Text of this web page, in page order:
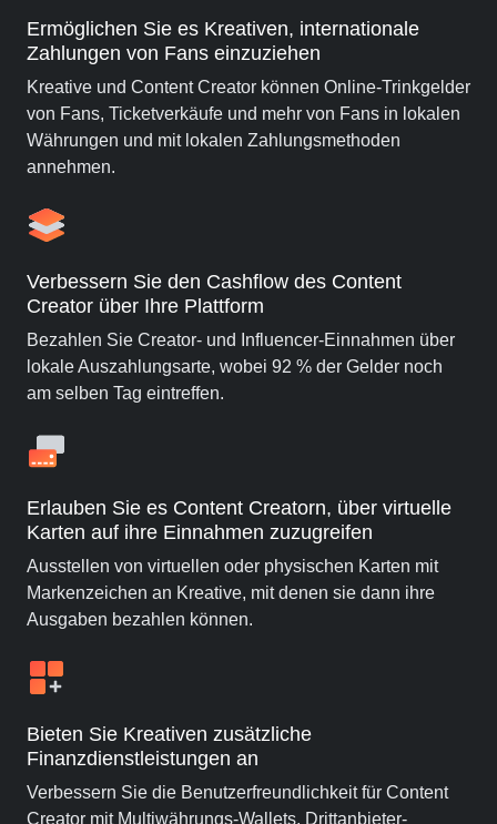
Ermöglichen Sie es Kreativen, internationale
Zahlungen von Fans einzuziehen
Kreative und Content Creator können Online-Trinkgelder
von Fans, Ticketverkäufe und mehr von Fans in lokalen
Währungen und mit lokalen Zahlungsmethoden
annehmen.
Verbessern Sie den Cashflow des Content
Creator über Ihre Plattform
Bezahlen Sie Creator- und Influencer-Einnahmen über
lokale Auszahlungsarte, wobei 92 % der Gelder noch
am selben Tag eintreffen.
Erlauben Sie es Content Creatorn, über virtuelle
Karten auf ihre Einnahmen zuzugreifen
Ausstellen von virtuellen oder physischen Karten mit
Markenzeichen an Kreative, mit denen sie dann ihre
Ausgaben bezahlen können.
Bieten Sie Kreativen zusätzliche
Finanzdienstleistungen an
Verbessern Sie die Benutzerfreundlichkeit für Content
Creator mit Multiwährungs-Wallets, Drittanbieter-